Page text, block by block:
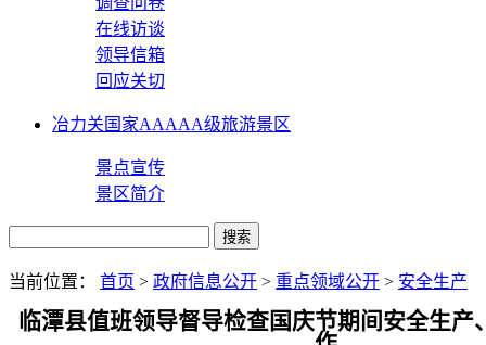
在线访谈
领导信箱
回应关切
冶力关国家AAAAA级旅游景区
景点宣传
景区简介
当前位置： 首页 > 政府信息公开 > 重点领域公开 > 安全生产
临潭县值班领导督导检查国庆节期间安全生产